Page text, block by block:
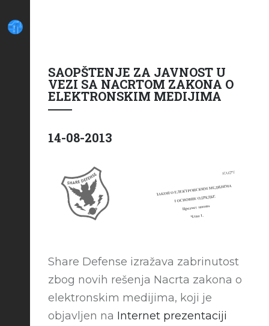
SAOPŠTENJE ZA JAVNOST U
VEZI SA NACRTOM ZAKONA O
ELEKTRONSKIM MEDIJIMA
14-08-2013
Share Defense izražava zabrinutost
zbog novih rešenja Nacrta zakona o
elektronskim medijima, koji je
objavljen na Internet prezentaciji